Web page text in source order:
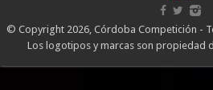
© Copyright 2026, Córdoba Competición -
Los logotipos y marcas son propiedad